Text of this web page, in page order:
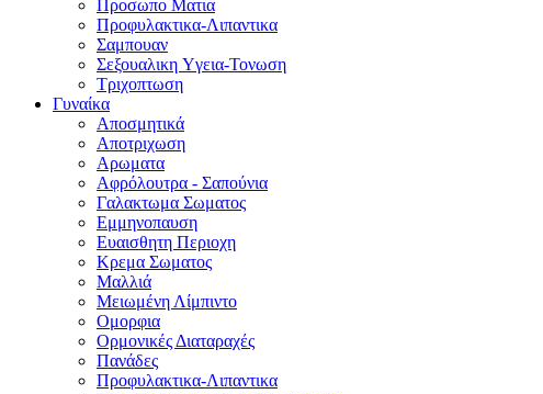
Προσωπο Ματια
Προφυλακτικα-Λιπαντικα
Σαμπουαν
Σεξουαλικη Yγεια-Τονωση
Τριχοπτωση
Γυναίκα
Αποσμητικά
Αποτριχωση
Αρωματα
Αφρόλουτρα - Σαπούνια
Γαλακτωμα Σωματος
Εμμηνοπαυση
Ευαισθητη Περιοχη
Κρεμα Σωματος
Μαλλιά
Μειωμένη Λίμπιντο
Ομορφια
Ορμονικές Διαταραχές
Πανάδες
Προφυλακτικα-Λιπαντικα